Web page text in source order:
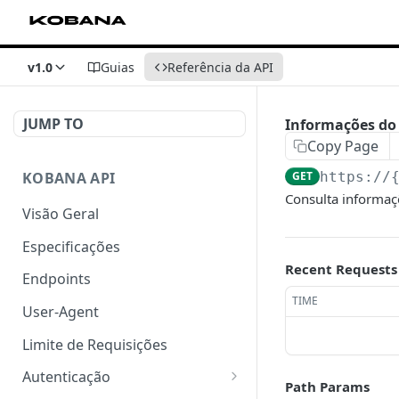
v1.0 Guias Referência da API
JUMP TO
KOBANA API
Visão Geral
Especificações
Endpoints
User-Agent
Limite de Requisições
Autenticação
Informações do
Copy Page
GET https://
Consulta
Recent Requests
TIME
Path Params